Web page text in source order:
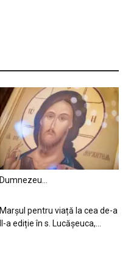
Dumnezeu…
Marșul pentru viață la cea de-a
II-a ediție în s. Lucășeuca,...